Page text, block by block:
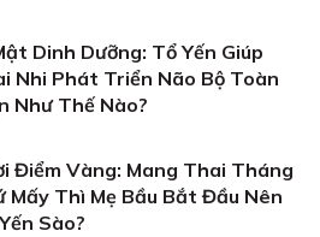
Dinh Dưỡng: Tổ Yến Giúp
Nhi Phát Triển Não Bộ Toàn
Như Thế Nào?
Điểm Vàng: Mang Thai Tháng
Mấy Thì Mẹ Bầu Bắt Đầu Nên
Sào?